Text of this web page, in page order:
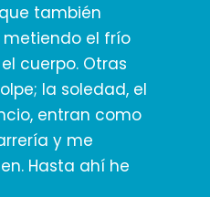
también
el frío
cuerpo. Otras
la soledad, el
entran como
y me
Hasta ahí he